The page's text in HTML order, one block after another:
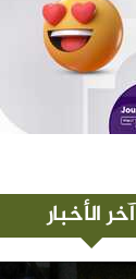
آخر الأخبار